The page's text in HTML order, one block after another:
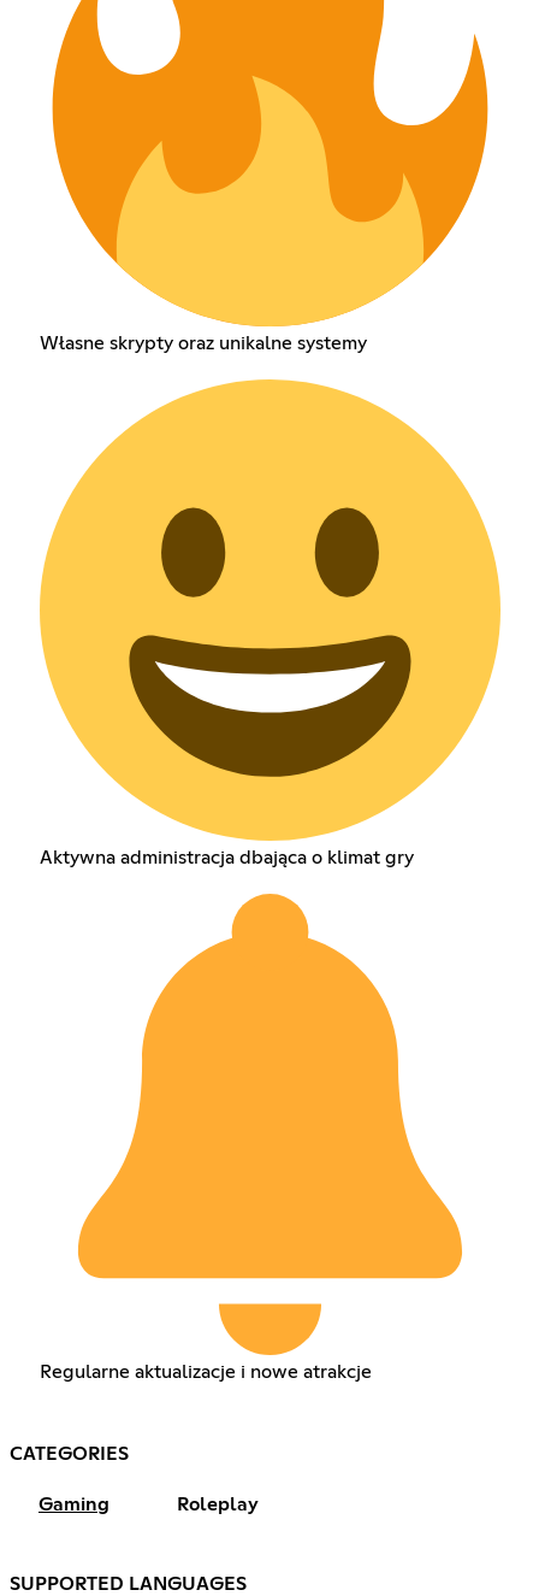
Własne skrypty oraz unikalne systemy
Aktywna administracja dbająca o klimat gry
Regularne aktualizacje i nowe atrakcje
CATEGORIES
Gaming Roleplay
SUPPORTED LANGUAGES